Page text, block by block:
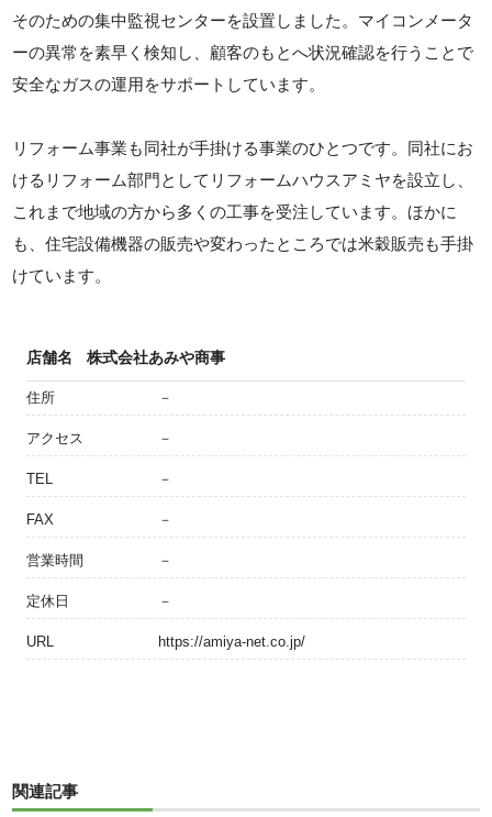
そのための集中監視センターを設置しました。マイコンメータ
ーの異常を素早く検知し、顧客のもとへ状況確認を行うことで
安全なガスの運用をサポートしています。
リフォーム事業も同社が手掛ける事業のひとつです。同社にお
けるリフォーム部門としてリフォームハウスアミヤを設立し、
これまで地域の方から多くの工事を受注しています。ほかに
も、住宅設備機器の販売や変わったところでは米穀販売も手掛
けています。
店舗名 株式会社あみや商事
住所 －
アクセス －
TEL －
FAX －
営業時間 －
定休日 －
URL https://amiya-net.co.jp/
関連記事